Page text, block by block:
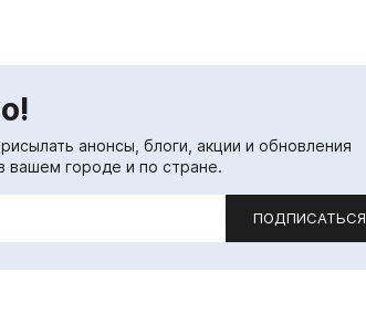
анонсы, блоги, акции и обновления
вашем городе и по стране.
ПОДПИСАТЬСЯ